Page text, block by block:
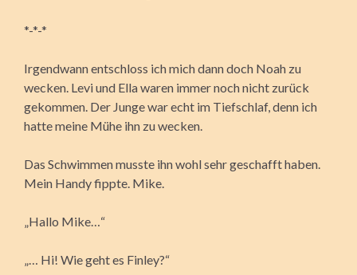
*-*-*
Irgendwann entschloss ich mich dann doch Noah zu
wecken. Levi und Ella waren immer noch nicht zurück
gekommen. Der Junge war echt im Tiefschlaf, denn ich
hatte meine Mühe ihn zu wecken.
Das Schwimmen musste ihn wohl sehr geschafft haben.
Mein Handy fippte. Mike.
„Hallo Mike…“
„… Hi! Wie geht es Finley?“